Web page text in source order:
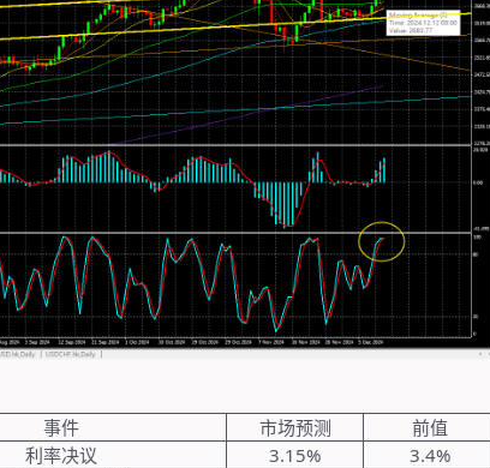
事件 市场预测
前值
利率决议 3.15%
3.4%